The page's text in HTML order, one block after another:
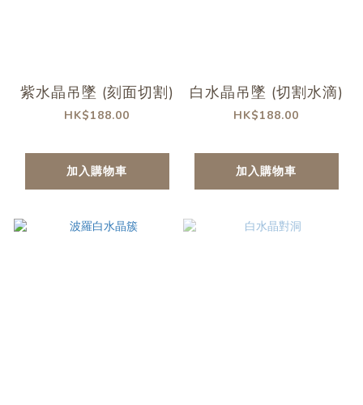
紫水晶吊墜 (刻面切割)
HK$188.00
加入購物車
白水晶吊墜 (切割水滴)
HK$188.00
加入購物車